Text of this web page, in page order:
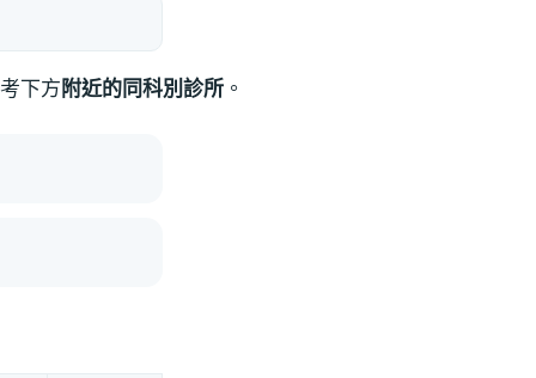
下方 附近的同科別診所 。